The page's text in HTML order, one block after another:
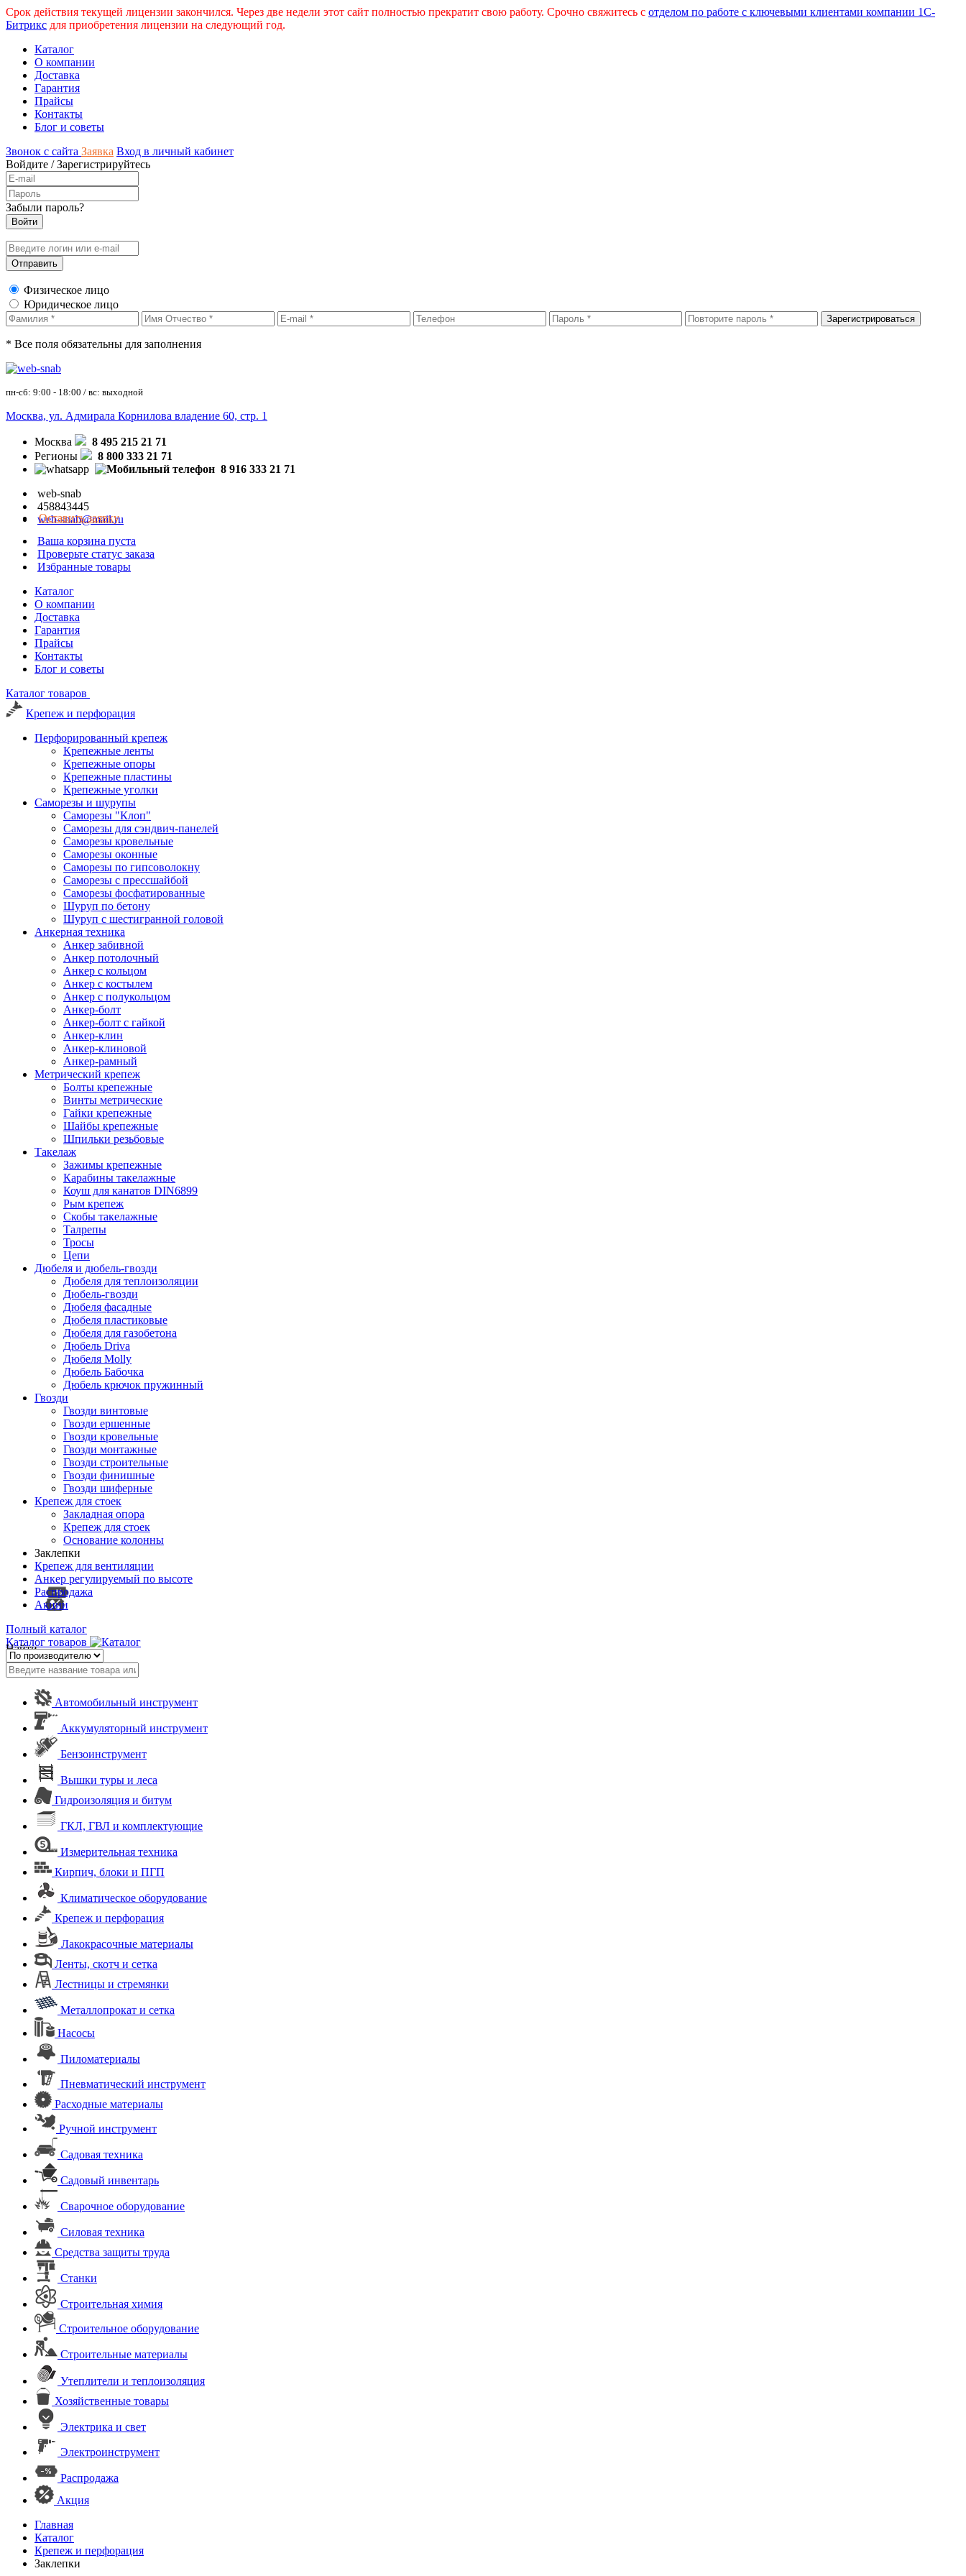
Срок действия текущей лицензии закончился. Через две недели этот сайт полностью прекратит свою работу. Срочно свяжитесь с отделом по работе с ключевыми клиентами компании 1С-
Битрикс для приобретения лицензии на следующий год.
Каталог
О компании
Доставка
Гарантия
Прайсы
Контакты
Блог и советы
Звонок с сайта Заявка Вход в личный кабинет
Войдите /Зарегистрируйтесь
Забыли пароль?
Физическое лицо
Юридическое лицо
* Все поля обязательны для заполнения
пн-сб: 9:00 - 18:00 / вс: выходной
Москва, ул. Адмирала Корнилова владение 60, стр. 1
Москва
8 495 215 21 71
Регионы
8 800 333 21 71
8 916 333 21 71
web-snab
458843445
web-snab@mail.ru
Оставить заявку
Ваша корзина пуста
Проверьте статус заказа
Избранные товары
Каталог
О компании
Доставка
Гарантия
Прайсы
Контакты
Блог и советы
Каталог товаров
Крепеж и перфорация
Перфорированный крепеж
Крепежные ленты
Крепежные опоры
Крепежные пластины
Крепежные уголки
Саморезы и шурупы
Саморезы "Клоп"
Саморезы для сэндвич-панелей
Саморезы кровельные
Саморезы оконные
Саморезы по гипсоволокну
Саморезы с прессшайбой
Саморезы фосфатированные
Шуруп по бетону
Шуруп с шестигранной головой
Анкерная техника
Анкер забивной
Анкер потолочный
Анкер с кольцом
Анкер с костылем
Анкер с полукольцом
Анкер-болт
Анкер-болт с гайкой
Анкер-клин
Анкер-клиновой
Анкер-рамный
Метрический крепеж
Болты крепежные
Винты метрические
Гайки крепежные
Шайбы крепежные
Шпильки резьбовые
Такелаж
Зажимы крепежные
Карабины такелажные
Коуш для канатов DIN6899
Рым крепеж
Скобы такелажные
Талрепы
Тросы
Цепи
Дюбеля и дюбель-гвозди
Дюбеля для теплоизоляции
Дюбель-гвозди
Дюбеля фасадные
Дюбеля пластиковые
Дюбеля для газобетона
Дюбель Driva
Дюбеля Molly
Дюбель Бабочка
Дюбель крючок пружинный
Гвозди
Гвозди винтовые
Гвозди ершенные
Гвозди кровельные
Гвозди монтажные
Гвозди строительные
Гвозди финишные
Гвозди шиферные
Крепеж для стоек
Закладная опора
Крепеж для стоек
Основание колонны
Заклепки
Крепеж для вентиляции
Анкер регулируемый по высоте
Распродажа
Акции
Полный каталог
Каталог товаров
Найти
Автомобильный инструмент
Аккумуляторный инструмент
Бензоинструмент
Вышки туры и леса
Гидроизоляция и битум
ГКЛ, ГВЛ и комплектующие
Измерительная техника
Кирпич, блоки и ПГП
Климатическое оборудование
Крепеж и перфорация
Лакокрасочные материалы
Ленты, скотч и сетка
Лестницы и стремянки
Металлопрокат и сетка
Насосы
Пиломатериалы
Пневматический инструмент
Расходные материалы
Ручной инструмент
Садовая техника
Садовый инвентарь
Сварочное оборудование
Силовая техника
Средства защиты труда
Станки
Строительная химия
Строительное оборудование
Строительные материалы
Утеплители и теплоизоляция
Хозяйственные товары
Электрика и свет
Электроинструмент
Распродажа
Акция
Главная
Каталог
Крепеж и перфорация
Заклепки